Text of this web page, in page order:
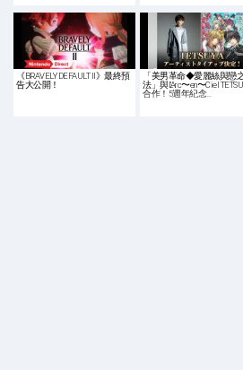
《BRAVELY DEFAULT II》最終預
告大公開！
「美男革命◆愛麗絲與戀
法」與L’Arc〜en〜Ciel
合作！5週年紀念…